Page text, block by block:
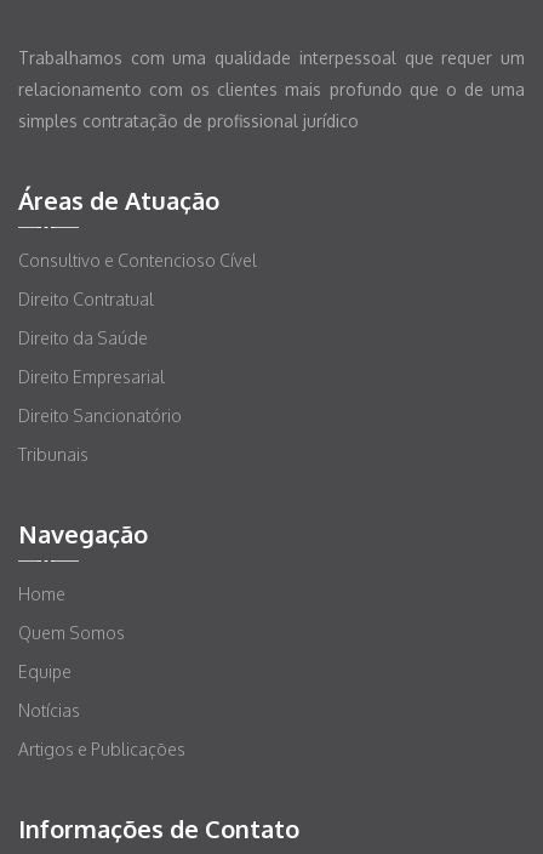
Trabalhamos com uma qualidade interpessoal que requer um
relacionamento com os clientes mais profundo que o de uma
simples contratação de profissional jurídico
Áreas de Atuação
Consultivo e Contencioso Cível
Direito Contratual
Direito da Saúde
Direito Empresarial
Direito Sancionatório
Tribunais
Navegação
Home
Quem Somos
Equipe
Notícias
Artigos e Publicações
Informações de Contato